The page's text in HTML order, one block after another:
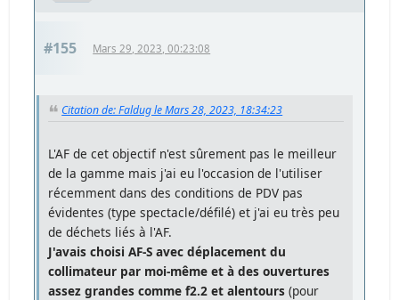
#155 Mars 29, 2023, 00:23:08
Citation de: Faldug le Mars 28, 2023, 18:34:23
L'AF de cet objectif n'est sûrement pas le meilleur
de la gamme mais j'ai eu l'occasion de l'utiliser
récemment dans des conditions de PDV pas
évidentes (type spectacle/défilé) et j'ai eu très peu
de déchets liés à l'AF.
J'avais choisi AF-S avec déplacement du
collimateur par moi-même et à des ouvertures
assez grandes comme f2.2 et alentours (pour